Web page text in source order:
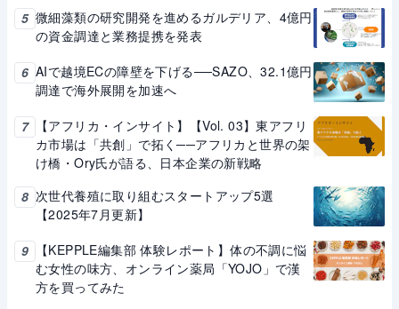
5 微細藻類の研究開発を進めるガルデリア、4億円
の資金調達と業務提携を発表
6 AIで越境ECの障壁を下げる──SAZO、32.1億円
調達で海外展開を加速へ
7
【アフリカ・インサイト】【Vol. 03】東アフリ
カ市場は「共創」で拓く──アフリカと世界の架
け橋・Ory氏が語る、日本企業の新戦略
8 次世代養殖に取り組むスタートアップ5選
【2025年7月更新】
9
【KEPPLE編集部 体験レポート】体の不調に悩
む女性の味方、オンライン薬局「YOJO」で漢
方を買ってみた